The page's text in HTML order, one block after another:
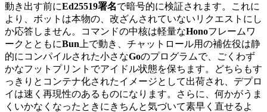
動き出す前にEd25519署名で暗号的に検証されます。これに
より、ボットは本物の、改ざんされていないリクエストにし
か応答しません。コマンドの中核は軽量なHonoフレームワ
ークとともにBun 上で動き、チャットロール用の補佐役は静
的にコンパイルされた小さなGoのプログラムで、ごくわず
かなフットプリントでアイドル状態を保ちます。どちらもす
っきりとコンテナ化されたイメージとして出荷され、デプロ
イは速く再現性のあるものになります。さらに、何かがうま
くいかなくなったときにきちんと気づいて素早く直せるよ